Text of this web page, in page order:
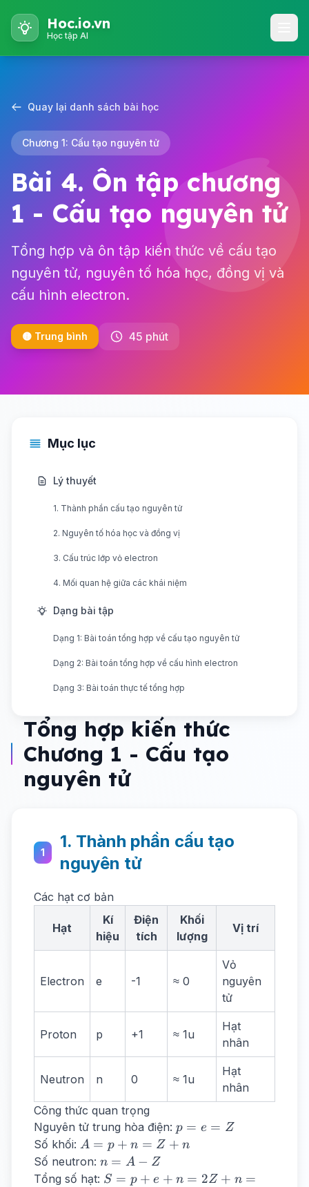
Hoc.io.vn
Học tập AI
Quay lại danh sách bài học
Chương 1: Cấu tạo nguyên tử
Bài 4. Ôn tập chương
1 - Cấu tạo nguyên tử
Tổng hợp và ôn tập kiến thức về cấu tạo
nguyên tử, nguyên tố hóa học, đồng vị và
cấu hình electron.
🟡 Trung bình 45 phút
Mục lục
Lý thuyết
1. Thành phần cấu tạo nguyên tử
2. Nguyên tố hóa học và đồng vị
3. Cấu trúc lớp vỏ electron
4. Mối quan hệ giữa các khái niệm
Dạng bài tập
Dạng 1: Bài toán tổng hợp về cấu tạo nguyên tử
Dạng 2: Bài toán tổng hợp về cấu hình electron
Dạng 3: Bài toán thực tế tổng hợp
Tổng hợp kiến thức
Chương 1 - Cấu tạo
nguyên tử
1
1. Thành phần cấu tạo
nguyên tử
Các hạt cơ bản
Hạt
Kí
hiệu
Điện
tích
Khối
lượng
Vị trí
Electron e -1 ≈ 0
Vỏ
nguyên
tử
Proton p +1 ≈ 1u
Hạt
nhân
Neutron n 0 ≈ 1u
Hạt
nhân
Công thức quan trọng
Nguyên tử trung hòa điện: p
=
=
p = e = Z
Số khối: A
=
p
A = p + n = Z + n
Số neutron: n
=
n = A − Z
Tổng số hạt: S
S = p + e + n = 2Z + n =